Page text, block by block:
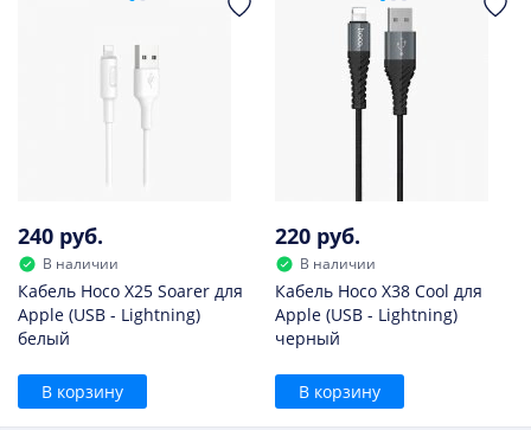
240 руб.
В наличии
Кабель Hoco X25 Soarer для
Apple (USB - Lightning)
белый
В корзину
220 руб.
В наличии
Кабель Hoco X38 Cool для
Apple (USB - Lightning)
черный
В корзину